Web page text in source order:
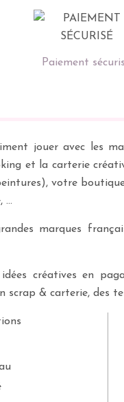
Paiement
jouer avec les
et la carterie
votre
…
marques
idées créatives en
scrap & carterie, des